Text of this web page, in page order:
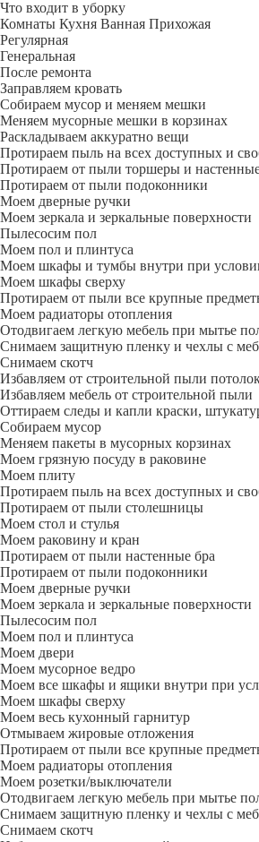
Что входит в уборку
Регу­лярная
Гене­ральная
После ремонта
Заправляем кровать
Собираем мусор и меняем мешки
Меняем мусорные мешки в корзинах
Раскладываем аккуратно вещи
Протираем пыль на всех доступных и
Протираем от пыли торшеры и
Протираем от пыли подоконники
Моем дверные ручки
Моем зеркала и зеркальные поверхности
Пылесосим пол
Моем пол и плинтуса
Моем шкафы и тумбы внутри при
Моем шкафы сверху
Протираем от пыли все крупные
Моем радиаторы отопления
Отодвигаем легкую мебель при мытье
Снимаем защитную пленку и чехлы с
Снимаем скотч
Избавляем от строительной пыли
Избавляем мебель от строительной пыли
Оттираем следы и капли краски,
Собираем мусор
Меняем пакеты в мусорных корзинах
Моем грязную посуду в раковине
Моем плиту
Протираем пыль на всех доступных и
Протираем от пыли столешницы
Моем стол и стулья
Моем раковину и кран
Протираем от пыли настенные бра
Протираем от пыли подоконники
Моем дверные ручки
Моем зеркала и зеркальные поверхности
Пылесосим пол
Моем пол и плинтуса
Моем двери
Моем мусорное ведро
Моем все шкафы и ящики внутри при
Моем шкафы сверху
Моем весь кухонный гарнитур
Отмываем жировые отложения
Протираем от пыли все крупные
Моем радиаторы отопления
Моем розетки/выключатели
Отодвигаем легкую мебель при мытье
Снимаем защитную пленку и чехлы с
Снимаем скотч